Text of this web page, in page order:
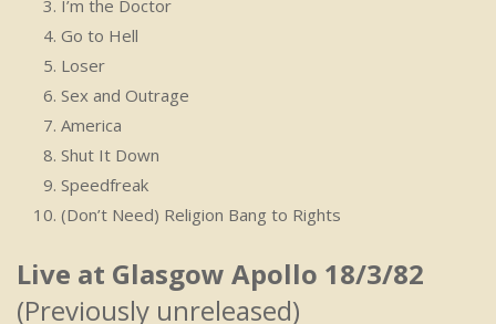
I’m the Doctor
Go to Hell
Loser
Sex and Outrage
America
Shut It Down
Speedfreak
(Don’t Need) Religion Bang to Rights
Live at Glasgow Apollo 18/3/82
(Previously unreleased)